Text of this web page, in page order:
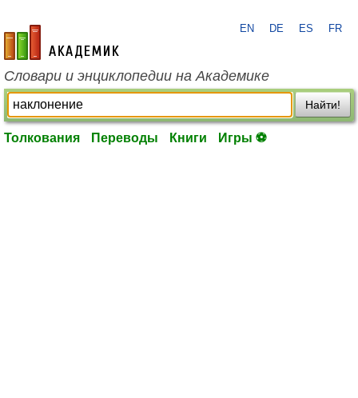
academic.ru
EN DE ES FR
Словари и энциклопедии на Академике
Найти!
Толкования Переводы Книги Игры ⚽